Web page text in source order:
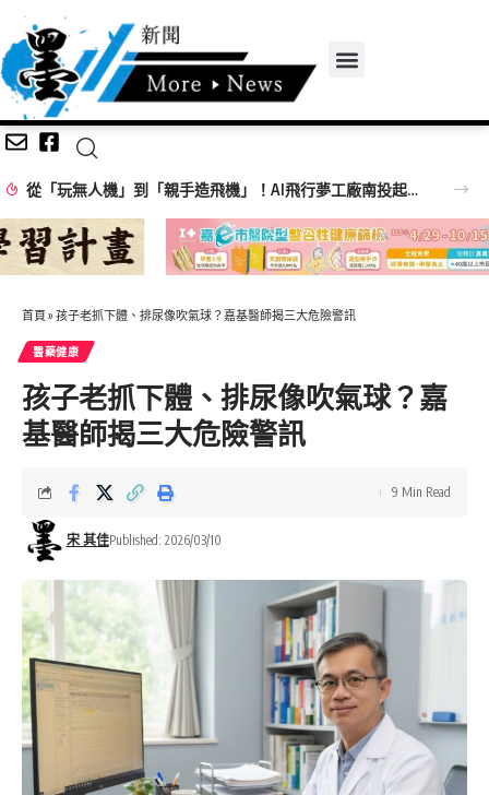
從「玩無人機」到「親手造飛機」！AI飛行夢工廠南投起飛 30位小小飛行員組裝科技夢
首頁 » 孩子老抓下體、排尿像吹氣球？嘉基醫師揭三大危險警訊
醫藥健康
孩子老抓下體、排尿像吹氣球？嘉
基醫師揭三大危險警訊
宋 其佳Published: 2026/03/10
9 Min Read